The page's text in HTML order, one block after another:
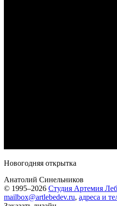
Новогодняя открытка
Анатолий Синельников
© 1995–2026 Студия Артемия
mailbox@artlebedev.ru, адреса и